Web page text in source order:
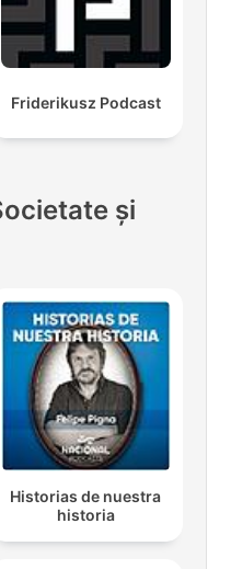
Friderikusz Podcast
și
Historias de nuestra
historia